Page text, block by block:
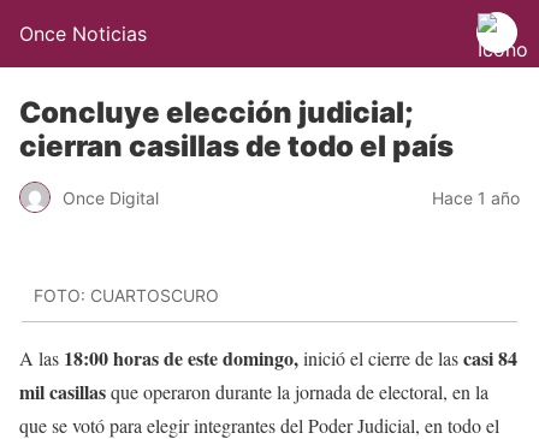
Once Noticias
Concluye elección judicial;
cierran casillas de todo el país
Once Digital Hace 1 año
FOTO: CUARTOSCURO
A las 18:00 horas de este domingo,inició el cierre de lascasi 84
mil casillasque operaron durante la jornada de electoral, en la
que se votó para elegir integrantes del Poder Judicial, en todo el